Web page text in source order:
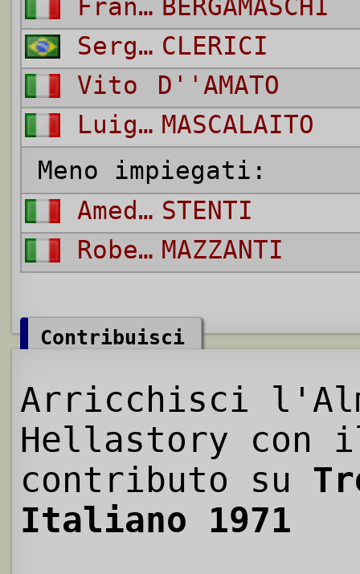
Franco BERGAMASCHI
Sergio CLERICI
Vito
D''AMATO
Luigi MASCALAITO
Meno impiegati:
Amedeo STENTI
Roberto MAZZANTI
Contribuisci
Arricchisci
Hellastory con
contributo su
Italiano 1971